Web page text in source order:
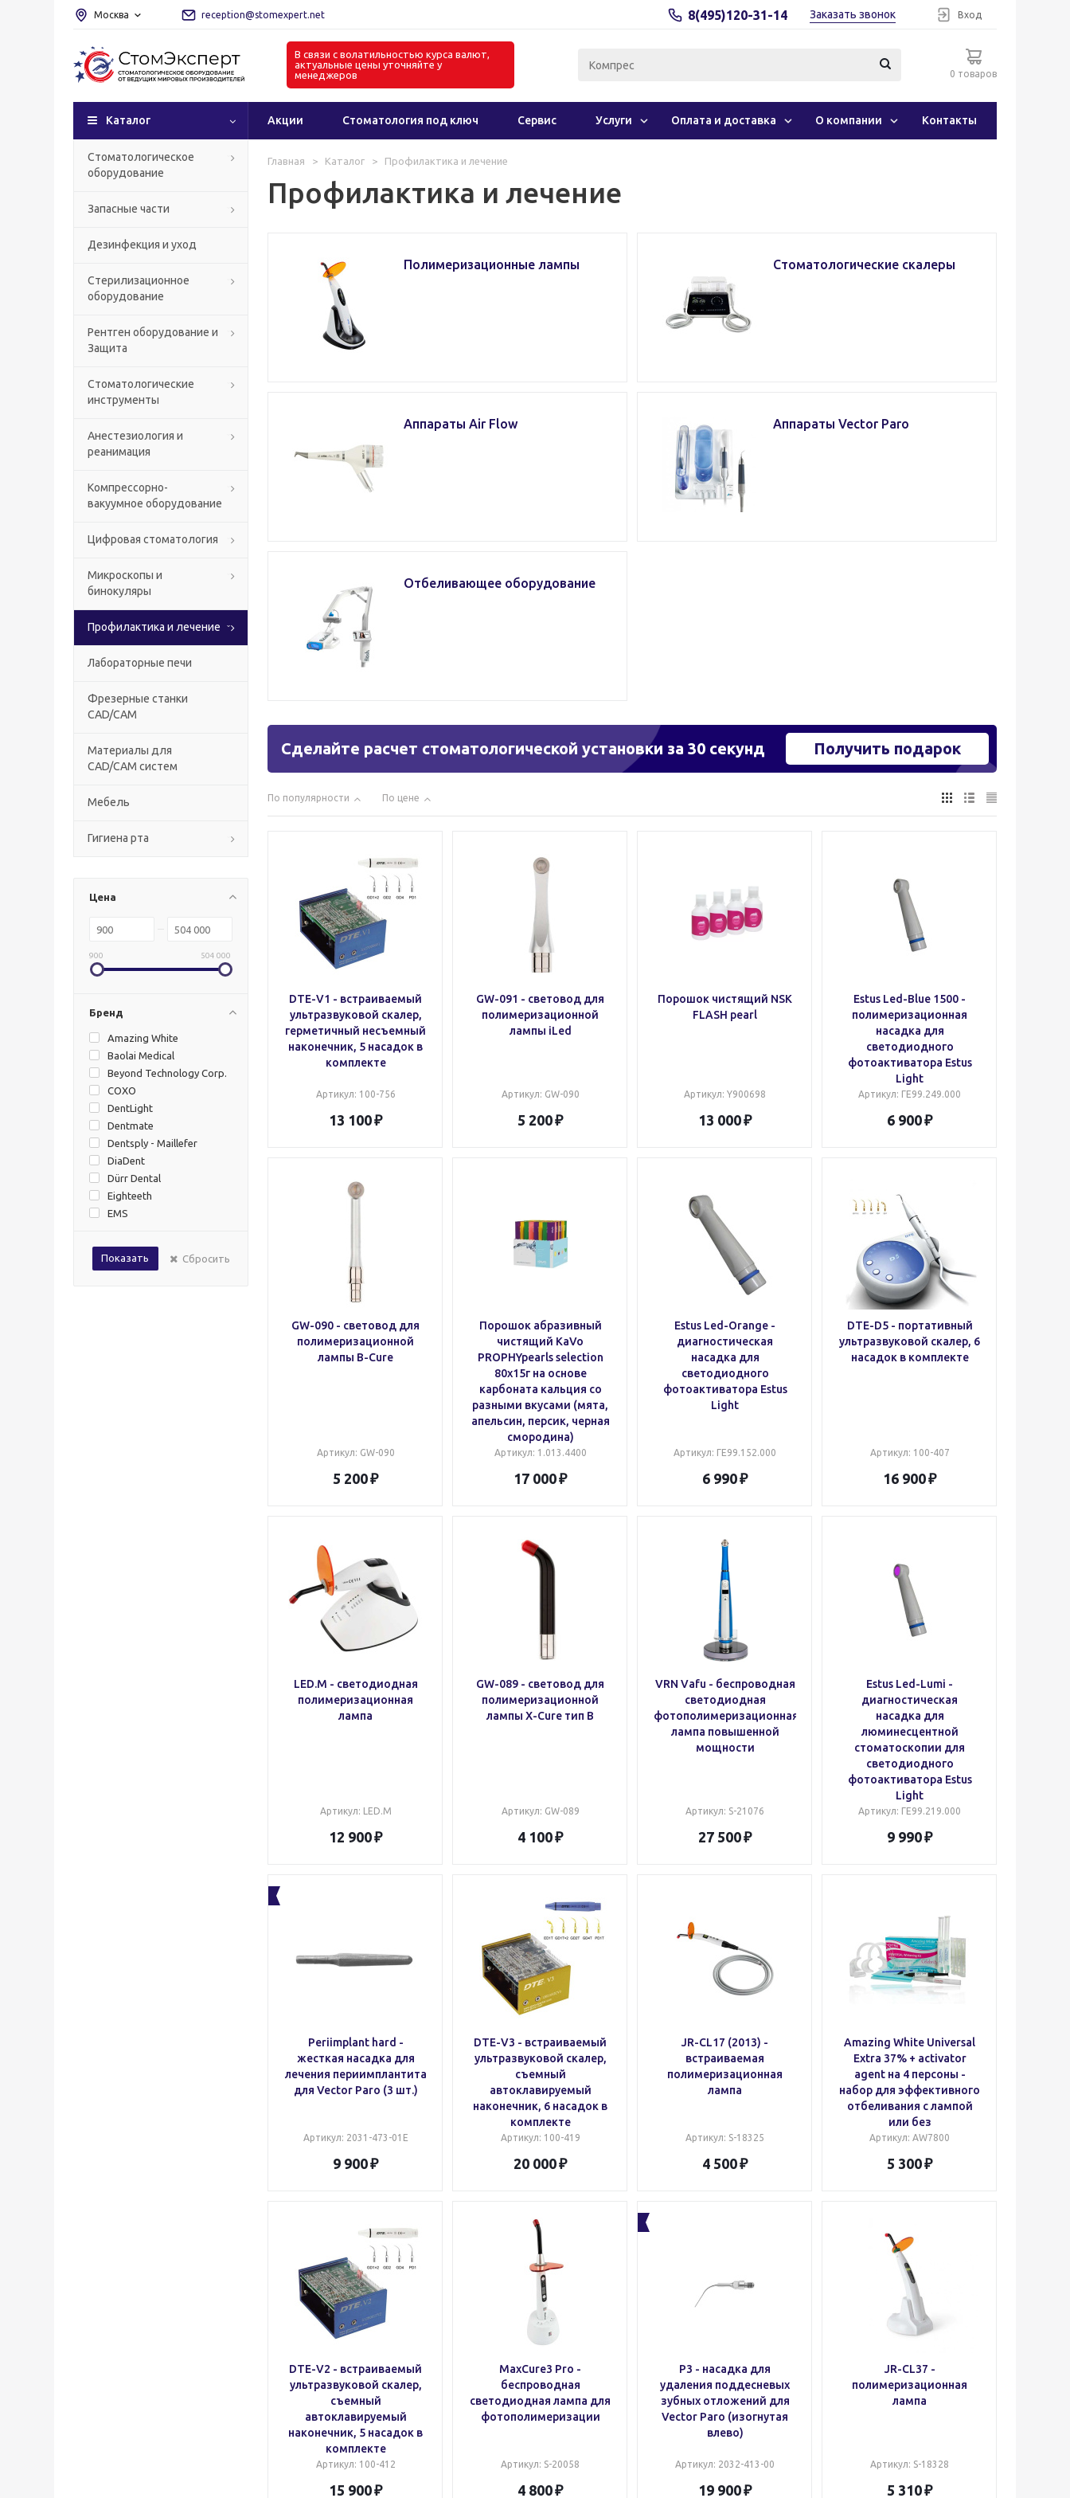
Москва reception@stomexpert.net 8(495)120-31-14 Заказать звонок Вход
В связи с волатильностью курса валют,
актуальные цены уточняйте у
менеджеров
0 товаров
Каталог Акции Стоматология под ключ Сервис Услуги Оплата и доставка О компании Контакты
Стоматологическое
оборудование
Запасные части
Дезинфекция и уход
Стерилизационное
оборудование
Рентген оборудование и
Защита
Стоматологические
инструменты
Анестезиология и
реанимация
Компрессорно-
вакуумное оборудование
Цифровая стоматология
Микроскопы и
бинокуляры
Профилактика и лечение
Лабораторные печи
Фрезерные станки
CAD/CAM
Материалы для
CAD/CAM систем
Мебель
Гигиена рта
Цена
900 504 000
Бренд
Amazing White
Baolai Medical
Beyond Technology Corp.
COXO
DentLight
Dentmate
Dentsply - Maillefer
DiaDent
Dürr Dental
Eighteeth
EMS
Good Doctors
Guilin Veirun Medical
Показать Сбросить
Главная > Каталог > Профилактика и лечение
Профилактика и лечение
Полимеризационные лампы Стоматологические скалеры
Аппараты Air Flow Аппараты Vector Paro
Отбеливающее оборудование
Сделайте расчет стоматологической установки за 30 секунд Получить подарок
По популярности По цене
DTE-V1 - встраиваемый
ультразвуковой скалер,
герметичный несъемный
наконечник, 5 насадок в
комплекте
Артикул: 100-756
13 100
GW-091 - cветовод для
полимеризационной
лампы iLed
Артикул: GW-090
5 200
Порошок чистящий NSK
FLASH pearl
Артикул: Y900698
13 000
Estus Led-Blue 1500 -
полимеризационная
насадка для
светодиодного
фотоактиватора Estus
Light
Артикул: ГЕ99.249.000
6 900
GW-090 - cветовод для
полимеризационной
лампы B-Cure
Артикул: GW-090
5 200
Порошок абразивный
чистящий KaVo
PROPHYpearls selection
80x15г на основе
карбоната кальция со
разными вкусами (мята,
апельсин, персик, черная
смородина)
Артикул: 1.013.4400
17 000
Estus Led-Orange -
диагностическая
насадка для
светодиодного
фотоактиватора Estus
Light
Артикул: ГЕ99.152.000
6 990
DTE-D5 - портативный
ультразвуковой скалер, 6
насадок в комплекте
Артикул: 100-407
16 900
LED.M - светодиодная
полимеризационная
лампа
Артикул: LED.M
12 900
GW-089 - cветовод для
полимеризационной
лампы X-Cure тип В
Артикул: GW-089
4 100
VRN Vafu - беспроводная
светодиодная
фотополимеризационная
лампа повышенной
мощности
Артикул: S-21076
27 500
Estus Led-Lumi -
диагностическая
насадка для
люминесцентной
стоматоскопии для
светодиодного
фотоактиватора Estus
Light
Артикул: ГЕ99.219.000
9 990
Periimplant hard -
жесткая насадка для
лечения периимплантита
для Vector Paro (3 шт.)
Артикул: 2031-473-01E
9 900
DTE-V3 - встраиваемый
ультразвуковой скалер,
съемный
автоклавируемый
наконечник, 6 насадок в
комплекте
Артикул: 100-419
20 000
JR-CL17 (2013) -
встраиваемая
полимеризационная
лампа
Артикул: S-18325
4 500
Amazing White Universal
Extra 37% + activator
agent на 4 персоны -
набор для эффективного
отбеливания с лампой
или без
Артикул: AW7800
5 300
DTE-V2 - встраиваемый
ультразвуковой скалер,
съемный
автоклавируемый
наконечник, 5 насадок в
комплекте
Артикул: 100-412
15 900
MaxCure3 Pro -
беспроводная
светодиодная лампа для
фотополимеризации
Артикул: S-20058
4 800
P3 - насадка для
удаления поддесневых
зубных отложений для
Vector Paro (изогнутая
влево)
Артикул: 2032-413-00
19 900
JR-CL37 -
полимеризационная
лампа
Артикул: S-18328
5 310